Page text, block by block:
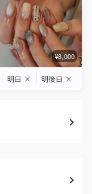
¥8,000
明日 × 明後日 ×